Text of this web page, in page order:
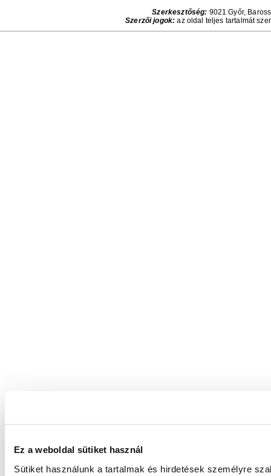
Ez a weboldal sütiket használ
Sütiket használunk a tartalmak és hirdetések személyre
Szerkesztőség: 9021 Győr,
Szerzői jogok: az oldal teljes tartalmát